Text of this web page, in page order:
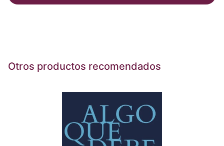
Otros productos recomendados